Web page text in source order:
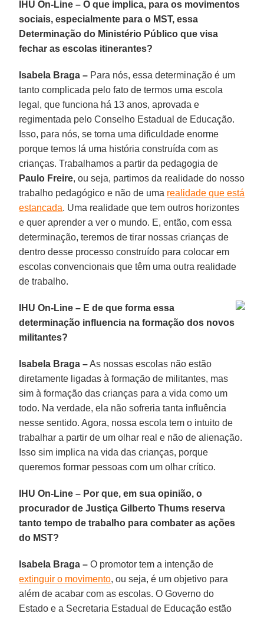
IHU On-Line – O que implica, para os movimentos
sociais, especialmente para o MST, essa
Determinação do Ministério Público que visa
fechar as escolas itinerantes?
Isabela Braga – Para nós, essa determinação é um
tanto complicada pelo fato de termos uma escola
legal, que funciona há 13 anos, aprovada e
regimentada pelo Conselho Estadual de Educação.
Isso, para nós, se torna uma dificuldade enorme
porque temos lá uma história construída com as
crianças. Trabalhamos a partir da pedagogia de
Paulo Freire, ou seja, partimos da realidade do nosso
trabalho pedagógico e não de uma realidade que está
estancada. Uma realidade que tem outros horizontes
e quer aprender a ver o mundo. E, então, com essa
determinação, teremos de tirar nossas crianças de
dentro desse processo construído para colocar em
escolas convencionais que têm uma outra realidade
de trabalho.
IHU On-Line – E de que forma essa
determinação influencia na formação dos novos
militantes?
Isabela Braga –As nossas escolas não estão
diretamente ligadas à formação de militantes, mas
sim à formação das crianças para a vida como um
todo. Na verdade, ela não sofreria tanta influência
nesse sentido. Agora, nossa escola tem o intuito de
trabalhar a partir de um olhar real e não de alienação.
Isso sim implica na vida das crianças, porque
queremos formar pessoas com um olhar crítico.
IHU On-Line – Por que, em sua opinião, o
procurador de Justiça Gilberto Thums reserva
tanto tempo de trabalho para combater as ações
do MST?
Isabela Braga – O promotor tem a intenção de
extinguir o movimento, ou seja, é um objetivo para
além de acabar com as escolas. O Governo do
Estado e a Secretaria Estadual de Educação estão